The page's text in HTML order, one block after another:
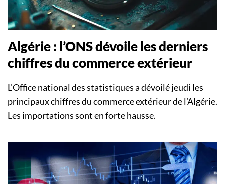
Algérie : l’ONS dévoile les derniers
chiffres du commerce extérieur
L’Office national des statistiques a dévoilé jeudi les
principaux chiffres du commerce extérieur de l’Algérie.
Les importations sont en forte hausse.